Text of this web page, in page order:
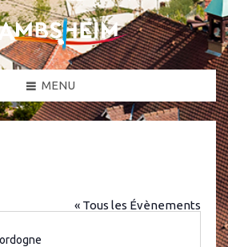
MENU
« Tous les Évènements